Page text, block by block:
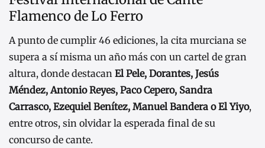
Flamenco de Lo Ferro
A punto de cumplir 46 ediciones, la cita murciana se
supera a sí misma un año más con un cartel de gran
altura, donde destacan El Pele, Dorantes, Jesús
Méndez, Antonio Reyes, Paco Cepero, Sandra
Carrasco, Ezequiel Benítez, Manuel Bandera o El Yiyo,
entre otros, sin olvidar la esperada final de su
concurso de cante.